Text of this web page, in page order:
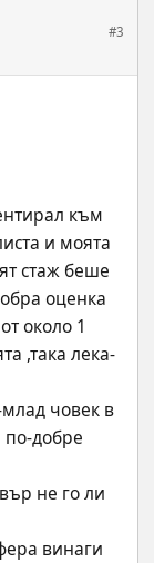
#3
към
и моята
стаж беше
оценка
около 1
,така лека-
човек в
по-добре
не го ли
винаги